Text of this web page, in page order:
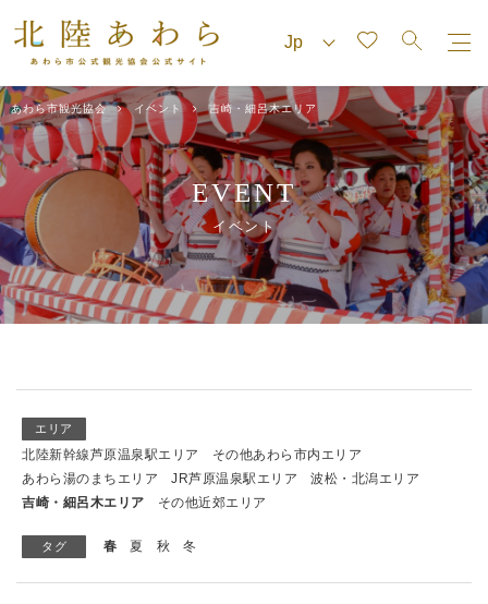
あわら市観光協会 イベント 吉崎・細呂木エリア
EVENT
イベント
エリア
北陸新幹線芦原温泉駅エリア
その他あわら市内エリア
あわら湯のまちエリア
JR芦原温泉駅エリア
波松・北潟エリア
吉崎・細呂木エリア
その他近郊エリア
タグ 春 夏 秋 冬